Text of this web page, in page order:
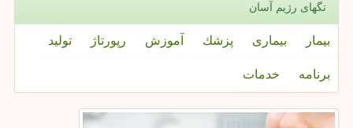
تگهای رژیم آسان
بیمار بیماری پزشك آموزش رپورتاژ تولید
برنامه خدمات